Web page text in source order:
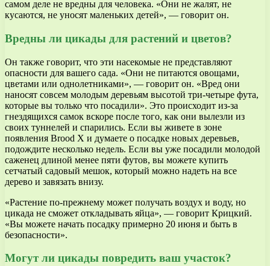
самом деле не вредны для человека. «Они не жалят, не
кусаются, не уносят маленьких детей», — говорит он.
Вредны ли цикады для растений и цветов?
Он также говорит, что эти насекомые не представляют
опасности для вашего сада. «Они не питаются овощами,
цветами или однолетниками», — говорит он. «Вред они
наносят совсем молодым деревьям высотой три-четыре фута,
которые вы только что посадили». Это происходит из-за
гнездящихся самок вскоре после того, как они вылезли из
своих туннелей и спарились. Если вы живете в зоне
появления Brood X и думаете о посадке новых деревьев,
подождите несколько недель. Если вы уже посадили молодой
саженец длиной менее пяти футов, вы можете купить
сетчатый садовый мешок, который можно надеть на все
дерево и завязать внизу.
«Растение по-прежнему может получать воздух и воду, но
цикада не сможет откладывать яйца», — говорит Крицкий.
«Вы можете начать посадку примерно 20 июня и быть в
безопасности».
Могут ли цикады повредить ваш участок?